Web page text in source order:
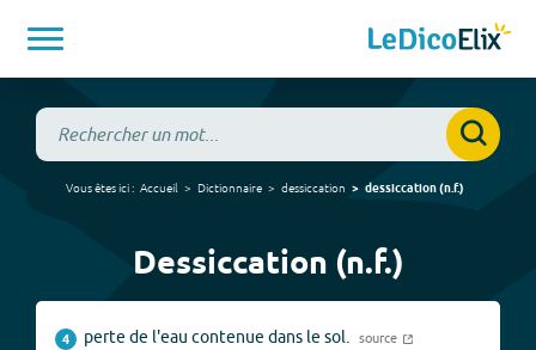
Vous êtes ici : Accueil Dictionnaire dessiccation dessiccation(n.f.)
Dessiccation (n.f.)
4 perte de l'eau contenue dans le sol. source